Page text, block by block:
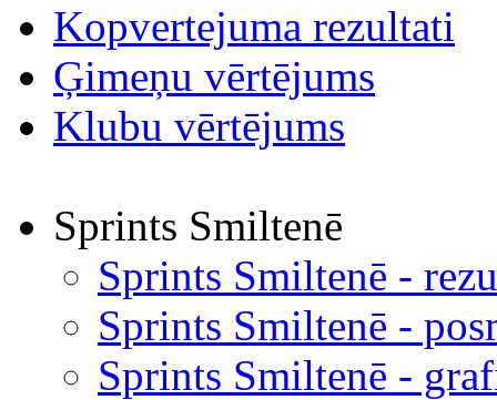
Kopvertejuma rezultati
Ģimeņu vērtējums
Klubu vērtējums
Sprints Smiltenē
Sprints Smiltenē -
Sprints Smiltenē -
Sprints Smiltenē -